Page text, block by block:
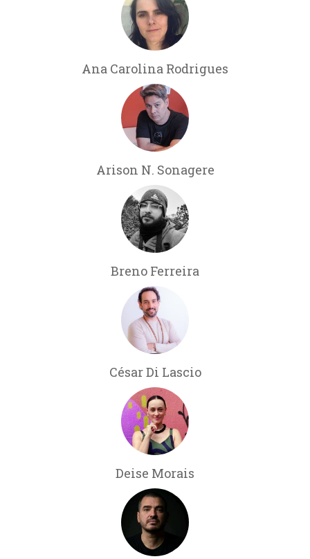
Ana Carolina Rodrigues
Arison N. Sonagere
Breno Ferreira
César Di Lascio
Deise Morais